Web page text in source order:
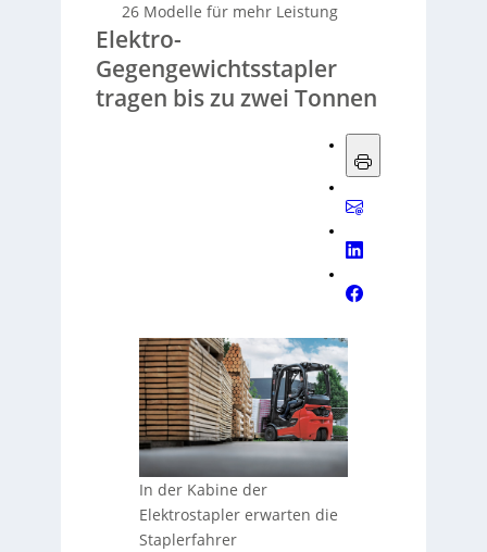
26 Modelle für mehr Leistung
Elektro-
Gegengewichtsstapler
tragen bis zu zwei Tonnen
In der Kabine der
Elektrostapler erwarten die
Staplerfahrer